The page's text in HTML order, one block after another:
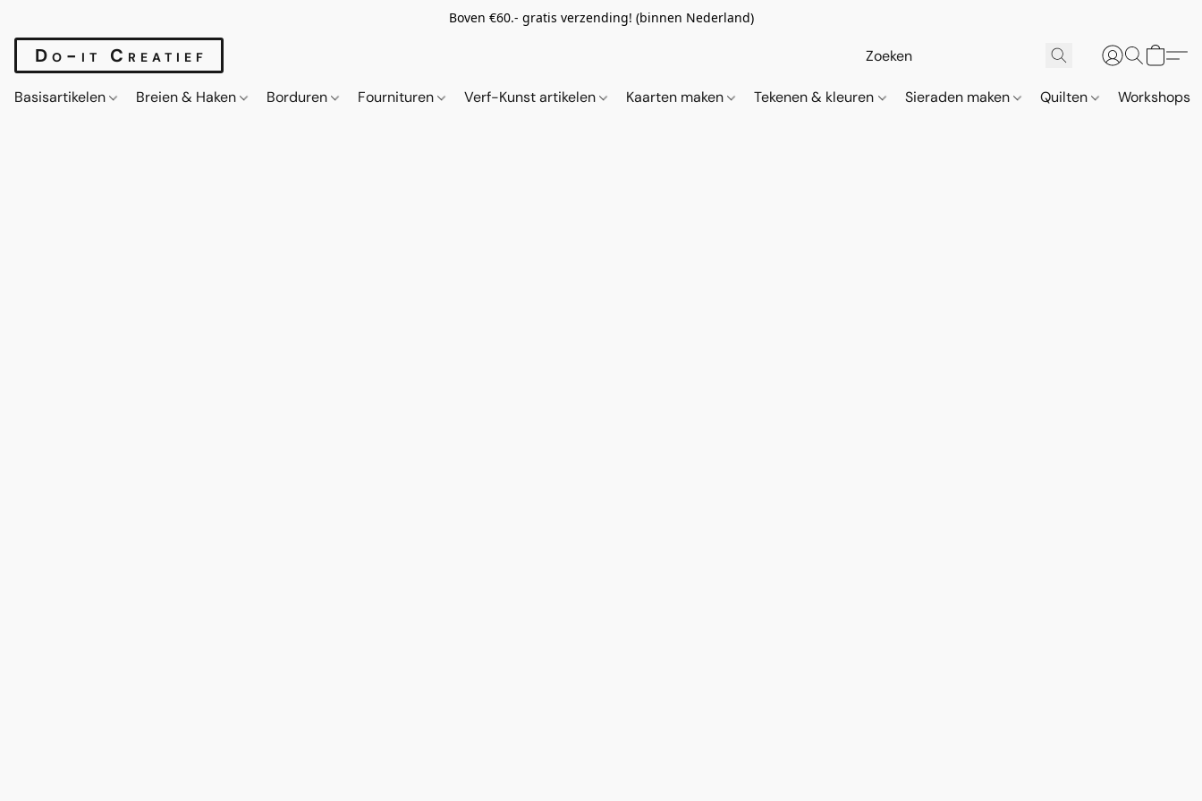
Boven €60.- gratis verzending! (binnen Nederland)
Do-it Creatief
Basisartikelen Breien & Haken Borduren Fournituren Verf-Kunst artikelen Kaarten maken Tekenen & kleuren Sieraden maken Quilten Workshops